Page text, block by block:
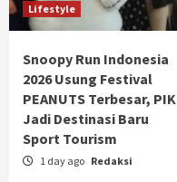
Lifestyle
Snoopy Run Indonesia
2026 Usung Festival
PEANUTS Terbesar, PIK
Jadi Destinasi Baru
Sport Tourism
1 day ago Redaksi